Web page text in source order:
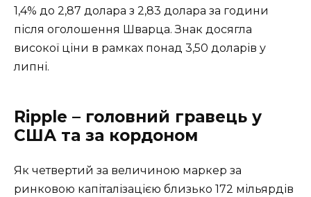
1,4% до 2,87 долара з 2,83 долара за години
після оголошення Шварца. Знак досягла
високої ціни в рамках понад 3,50 доларів у
липні.
Ripple – головний гравець у
США та за кордоном
Як четвертий за величиною маркер за
ринковою капіталізацією близько 172 мільярдів